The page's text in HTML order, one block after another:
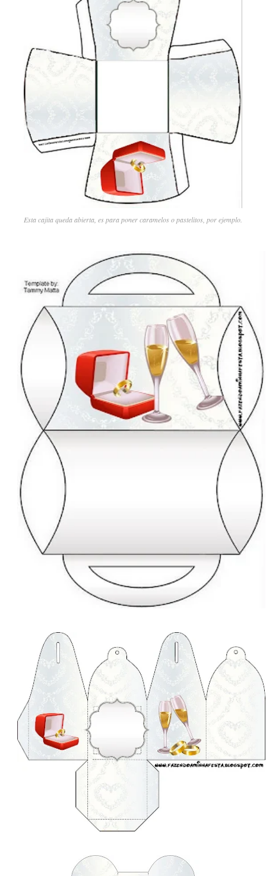
Esta cajita queda abierta, es para poner caramelos o pastelitos, por ejemplo.